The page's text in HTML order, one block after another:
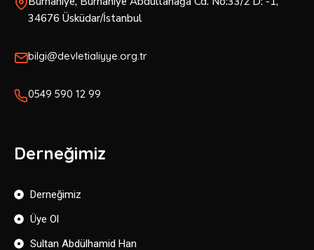
34676 Üsküdar/İstanbul
bilgi@devletialiyye.org.tr
0549 590 12 99
Derneğimiz
Derneğimiz
Üye Ol
Sultan Abdülhamid Han